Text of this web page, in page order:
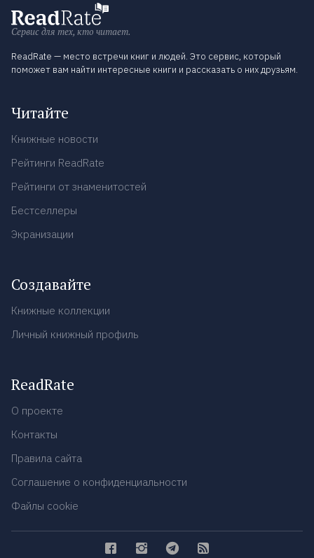
Сервис для тех, кто читает.
ReadRate — место встречи книг и людей. Это сервис, который
поможет вам найти интересные книги и рассказать о них друзьям.
Читайте
Книжные новости
Рейтинги ReadRate
Рейтинги от знаменитостей
Бестселлеры
Экранизации
Создавайте
Книжные коллекции
Личный книжный профиль
ReadRate
О проекте
Контакты
Правила сайта
Соглашение о конфиденциальности
Файлы cookie